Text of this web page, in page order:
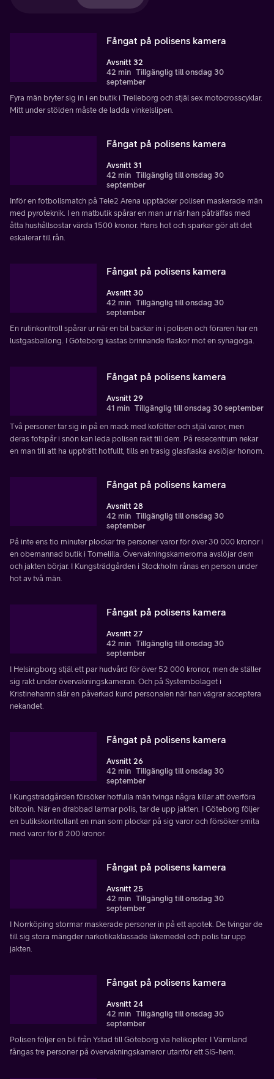
Fångat på polisens kamera
Avsnitt 32
42 min Tillgänglig till onsdag 30
september
Fyra män bryter sig in i en butik i Trelleborg och stjäl sex motocrosscyklar.
Mitt under stölden måste de ladda vinkelslipen.
Fångat på polisens kamera
Avsnitt 31
42 min Tillgänglig till onsdag 30
september
Inför en fotbollsmatch på Tele2 Arena upptäcker polisen maskerade män
med pyroteknik. I en matbutik spårar en man ur när han påträffas med
åtta hushållsostar värda 1500 kronor. Hans hot och sparkar gör att det
eskalerar till rån.
Fångat på polisens kamera
Avsnitt 30
42 min Tillgänglig till onsdag 30
september
En rutinkontroll spårar ur när en bil backar in i polisen och föraren har en
lustgasballong. I Göteborg kastas brinnande flaskor mot en synagoga.
Fångat på polisens kamera
Avsnitt 29
41 min Tillgänglig till onsdag 30 september
Två personer tar sig in på en mack med kofötter och stjäl varor, men
deras fotspår i snön kan leda polisen rakt till dem. På resecentrum nekar
en man till att ha uppträtt hotfullt, tills en trasig glasflaska avslöjar honom.
Fångat på polisens kamera
Avsnitt 28
42 min Tillgänglig till onsdag 30
september
På inte ens tio minuter plockar tre personer varor för över 30 000 kronor i
en obemannad butik i Tomelilla. Övervakningskamerorna avslöjar dem
och jakten börjar. I Kungsträdgården i Stockholm rånas en person under
hot av två män.
Fångat på polisens kamera
Avsnitt 27
42 min Tillgänglig till onsdag 30
september
I Helsingborg stjäl ett par hudvård för över 52 000 kronor, men de ställer
sig rakt under övervakningskameran. Och på Systembolaget i
Kristinehamn slår en påverkad kund personalen när han vägrar acceptera
nekandet.
Fångat på polisens kamera
Avsnitt 26
42 min Tillgänglig till onsdag 30
september
I Kungsträdgården försöker hotfulla män tvinga några killar att överföra
bitcoin. När en drabbad larmar polis, tar de upp jakten. I Göteborg följer
en butikskontrollant en man som plockar på sig varor och försöker smita
med varor för 8 200 kronor.
Fångat på polisens kamera
Avsnitt 25
42 min Tillgänglig till onsdag 30
september
I Norrköping stormar maskerade personer in på ett apotek. De tvingar de
till sig stora mängder narkotikaklassade läkemedel och polis tar upp
jakten.
Fångat på polisens kamera
Avsnitt 24
42 min Tillgänglig till onsdag 30
september
Polisen följer en bil från Ystad till Göteborg via helikopter. I Värmland
fångas tre personer på övervakningskameror utanför ett SIS-hem.